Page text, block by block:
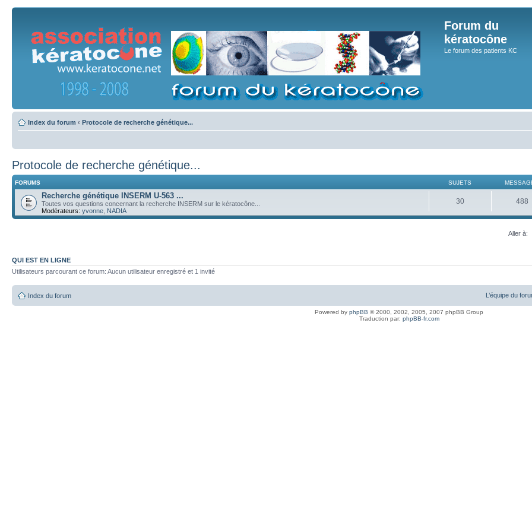
Forum du
kératocône
Le forum des patients KC
Index du forum ‹ Protocole de recherche génétique...
Protocole de recherche génétique...
FORUMS SUJETS
Recherche génétique INSERM U-563 ...
Toutes vos questions concernant la recherche INSERM sur le kératocône...
Modérateurs: yvonne NADIA
30 488
Aller à:
QUI EST EN LIGNE
Utilisateurs parcourant ce forum: Aucun utilisateur enregistré et 1 invité
Index du forum L’équipe du
Powered by phpBB © 2000, 2002, 2005, 2007 phpBB Group
Traduction par: phpBB-fr.com